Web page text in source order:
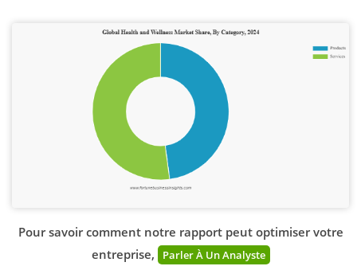
Pour savoir comment notre rapport peut optimiser votre
entreprise,
Parler À Un Analyste